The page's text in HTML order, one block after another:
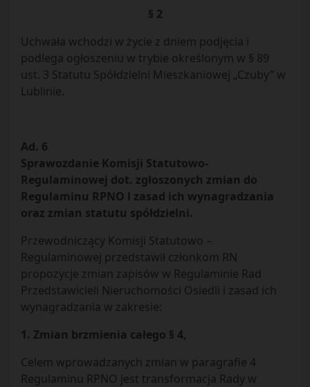
§ 2
Uchwała wchodzi w życie z dniem podjęcia i
podlega ogłoszeniu w trybie określonym w § 89
ust. 3 Statutu Spółdzielni Mieszkaniowej „Czuby” w
Lublinie.
Ad. 6
Sprawozdanie Komisji Statutowo-
Regulaminowej dot. zgłoszonych zmian do
Regulaminu RPNO l zasad ich wynagradzania
oraz zmian statutu spółdzielni.
Przewodniczący Komisji Statutowo –
Regulaminowej przedstawił członkom RN
propozycje zmian zapisów w Regulaminie Rad
Przedstawicieli Nieruchomości Osiedli i zasad ich
wynagradzania w zakresie:
1. Zmian brzmienia całego § 4,
Celem wprowadzanych zmian w paragrafie 4
Regulaminu RPNO jest transformacja Rady w